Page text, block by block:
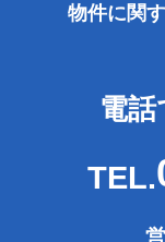
物件に関
電
TEL.